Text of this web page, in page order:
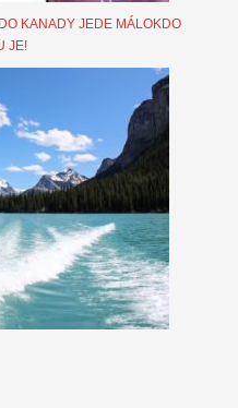
KANADY JEDE MÁLOKDO
JE!